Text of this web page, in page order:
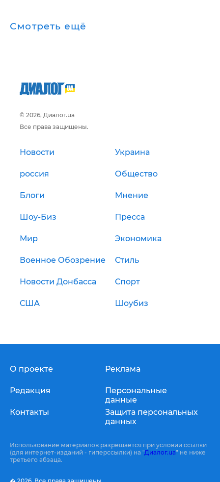
Смотреть ещё
© 2026, Диалог.ua
Все права защищены.
Новости Украина
россия Общество
Блоги Мнение
Шоу-Биз Пресса
Мир Экономика
Военное Обозрение Стиль
Новости Донбасса Спорт
США Шоубиз
О проекте
Редакция
Контакты
Реклама
Персональные
данные
Защита персональных
данных
Использование материалов разрешается при условии ссылки
(для интернет-изданий - гиперссылки) на "Диалог.ua" не ниже
третьего абзаца.